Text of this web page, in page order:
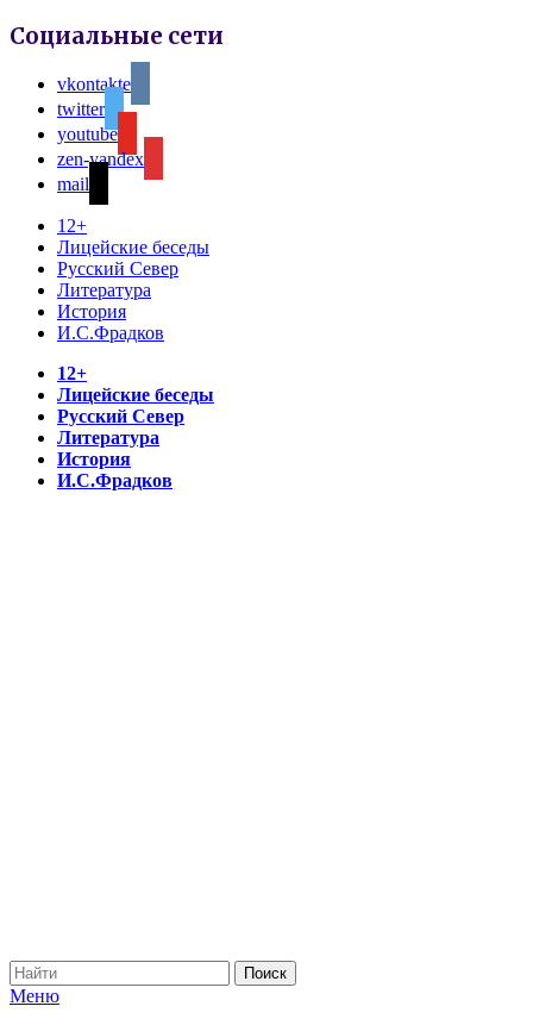
Социальные сети
vkontakte
twitter
youtube
zen-yandex
mail
12+
Лицейские беседы
Русский Север
Литература
История
И.С.Фрадков
12+
Лицейские беседы
Русский Север
Литература
История
И.С.Фрадков
Меню